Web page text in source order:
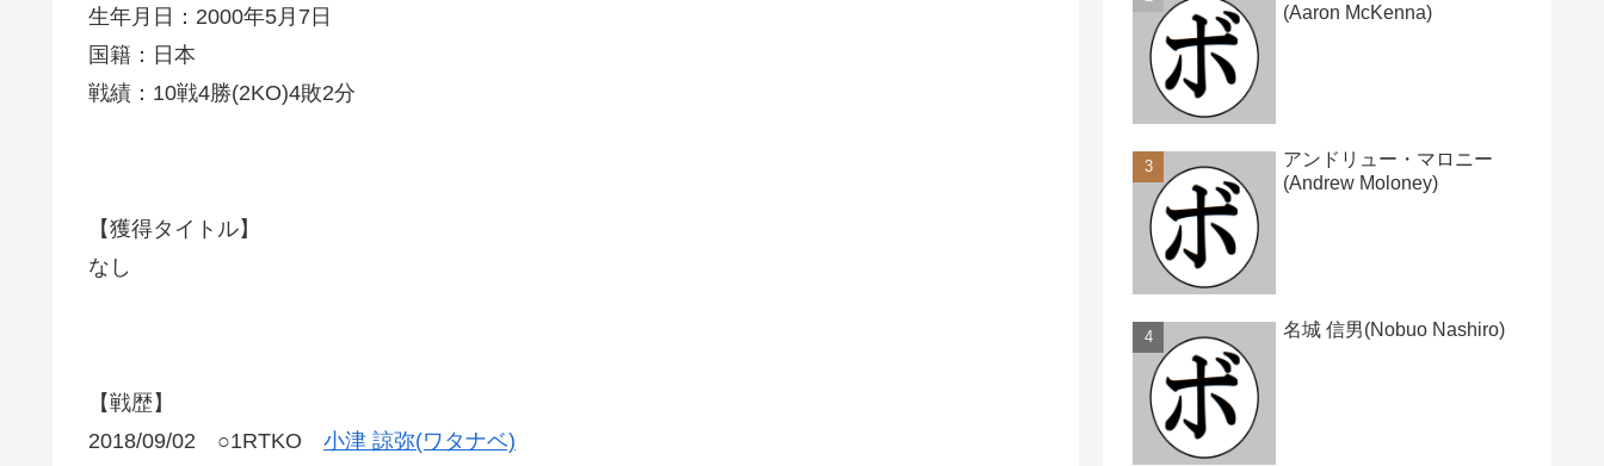
生年月日：2000年5月7日
国籍：日本
戦績：10戦4勝(2KO)4敗2分
【獲得タイトル】
なし
【戦歴】
2018/09/02 ○1RTKO 小津 諒弥(ワタナベ)
(Aaron McKenna)
アンドリュー・マロニー
(Andrew Moloney)
名城 信男(Nobuo Nashiro)